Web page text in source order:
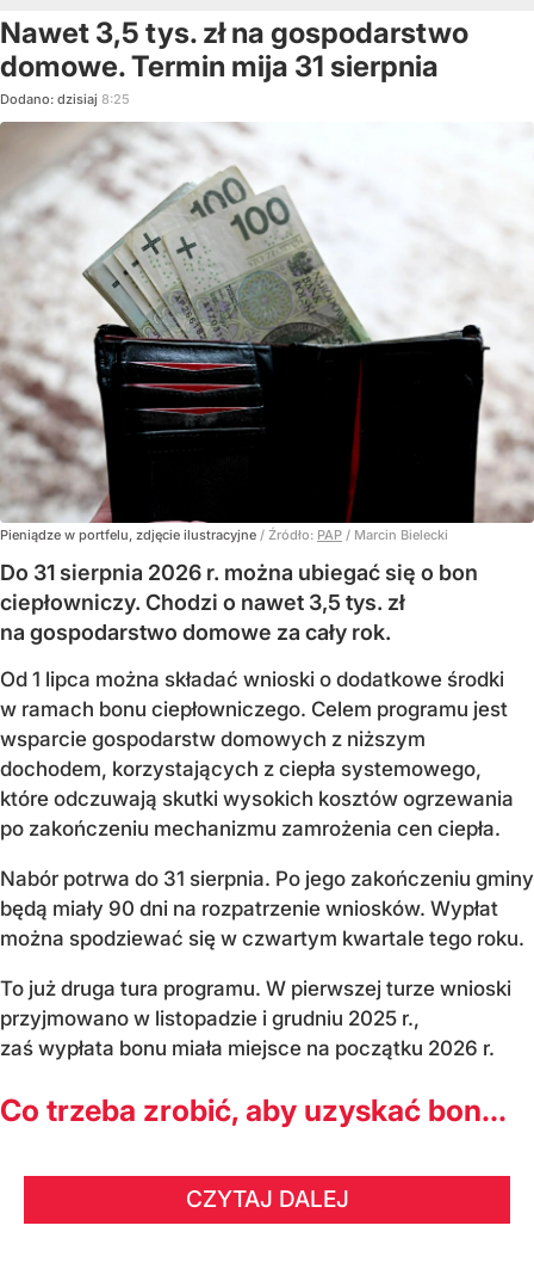
Nawet 3,5 tys. zł na gospodarstwo
domowe. Termin mija 31 sierpnia
Dodano: dzisiaj 8:25
Pieniądze w portfelu, zdjęcie ilustracyjne / Źródło: PAP / Marcin Bielecki
Do 31 sierpnia 2026 r. można ubiegać się o bon
ciepłowniczy. Chodzi o nawet 3,5 tys. zł
na gospodarstwo domowe za cały rok.
Od 1 lipca można składać wnioski o dodatkowe środki
w ramach bonu ciepłowniczego. Celem programu jest
wsparcie gospodarstw domowych z niższym
dochodem, korzystających z ciepła systemowego,
które odczuwają skutki wysokich kosztów ogrzewania
po zakończeniu mechanizmu zamrożenia cen ciepła.
Nabór potrwa do 31 sierpnia. Po jego zakończeniu gminy
będą miały 90 dni na rozpatrzenie wniosków. Wypłat
można spodziewać się w czwartym kwartale tego roku.
To już druga tura programu. W pierwszej turze wnioski
przyjmowano w listopadzie i grudniu 2025 r.,
zaś wypłata bonu miała miejsce na początku 2026 r.
Co trzeba zrobić, aby uzyskać bon...
CZYTAJ DALEJ